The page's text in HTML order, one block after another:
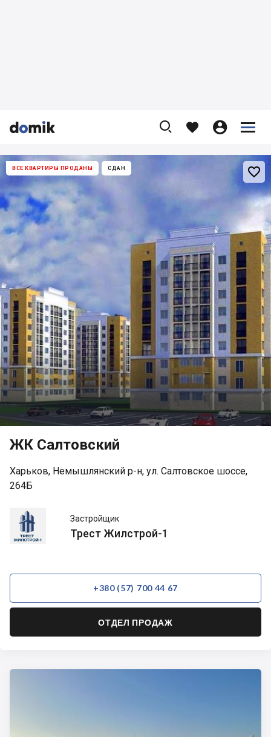


    


ВСЕ КВАРТИРЫ ПРОДАНЫ СДАН 
ЖК Салтовский
Харьков, Немышлянский р-н, ул. Салтовское шоссе,
264Б
Трест
Жилстрой-1
Застройщик
Трест Жилстрой-1
+380 (57) 700 44 67
ОТДЕЛ ПРОДАЖ